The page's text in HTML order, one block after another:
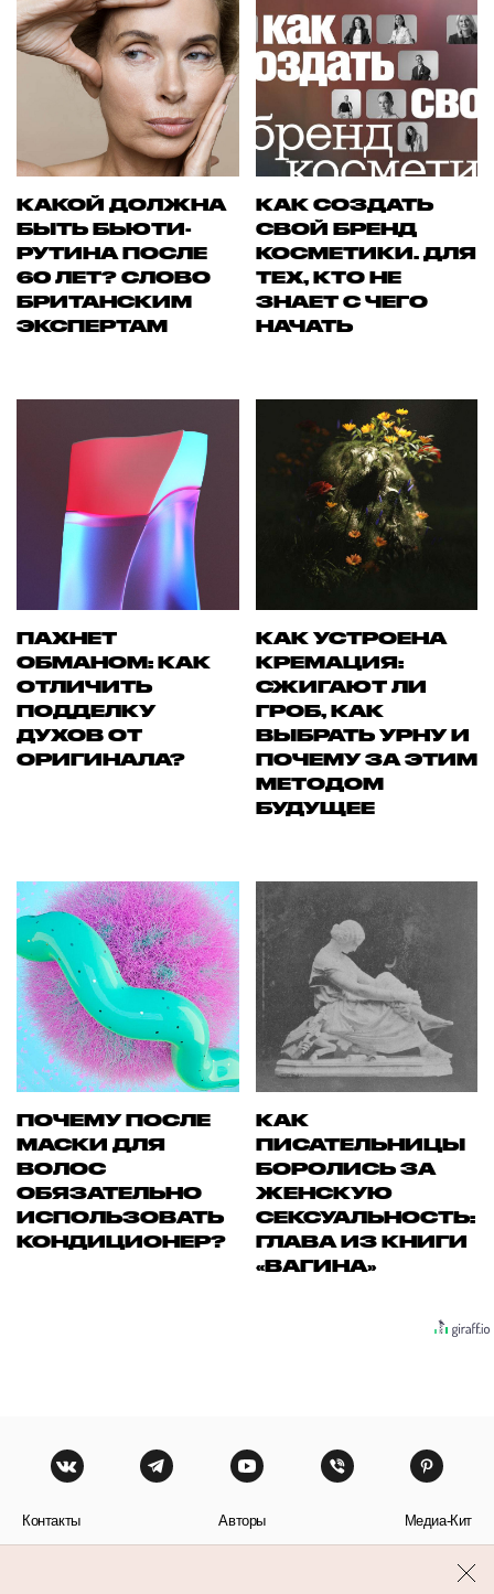
КАКОЙ ДОЛЖНА
БЫТЬ БЬЮТИ-
РУТИНА ПОСЛЕ
60 ЛЕТ? СЛОВО
БРИТАНСКИМ
ЭКСПЕРТАМ
КАК СОЗДАТЬ
СВОЙ БРЕНД
КОСМЕТИКИ. ДЛЯ
ТЕХ, КТО НЕ
ЗНАЕТ С ЧЕГО
НАЧАТЬ
ПАХНЕТ
ОБМАНОМ: КАК
ОТЛИЧИТЬ
ПОДДЕЛКУ
ДУХОВ ОТ
ОРИГИНАЛА?
КАК УСТРОЕНА
КРЕМАЦИЯ:
СЖИГАЮТ ЛИ
ГРОБ, КАК
ВЫБРАТЬ УРНУ И
ПОЧЕМУ ЗА ЭТИМ
МЕТОДОМ
БУДУЩЕЕ
ПОЧЕМУ ПОСЛЕ
МАСКИ ДЛЯ
ВОЛОС
ОБЯЗАТЕЛЬНО
ИСПОЛЬЗОВАТЬ
КОНДИЦИОНЕР?
КАК
ПИСАТЕЛЬНИЦЫ
БОРОЛИСЬ ЗА
ЖЕНСКУЮ
СЕКСУАЛЬНОСТЬ:
ГЛАВА ИЗ КНИГИ
«ВАГИНА»
Контакты Авторы Медиа-Кит